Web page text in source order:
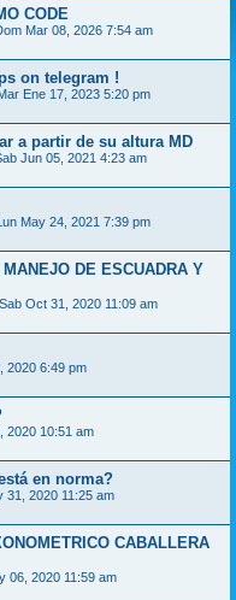
CODE
Mar 08, 2026 7:54 am
on telegram !
Ene 17, 2023 5:20 pm
a partir de su altura MD
Jun 05, 2021 4:23 am
May 24, 2021 7:39 pm
DE ESCUADRA Y
Sab Oct 31, 2020 11:09 am
2020 6:49 pm
2020 10:51 am
en norma?
31, 2020 11:25 am
CABALLERA
06, 2020 11:59 am